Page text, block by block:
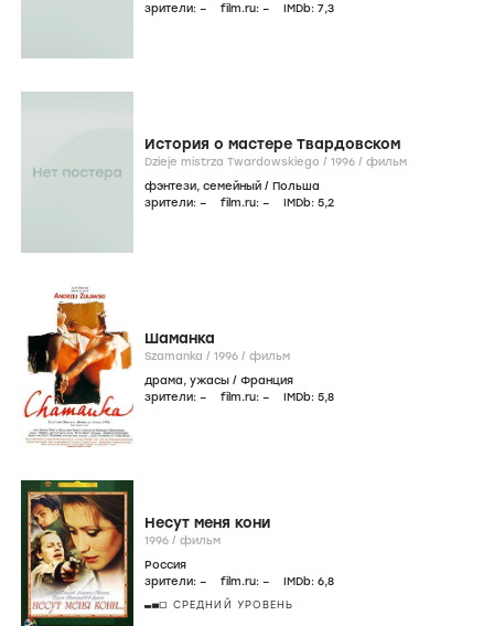
зрители: – film.ru: – IMDb: 7,3
История о мастере Твардовском
Dzieje mistrza Twardowskiego / 1996 / фильм
фэнтези, семейный / Польша
зрители: – film.ru: – IMDb: 5,2
Шаманка
Szamanka / 1996 / фильм
драма, ужасы / Франция
зрители: – film.ru: – IMDb: 5,8
Несут меня кони
1996 / фильм
Россия
зрители: – film.ru: – IMDb: 6,8
СРЕДНИЙ УРОВЕНЬ